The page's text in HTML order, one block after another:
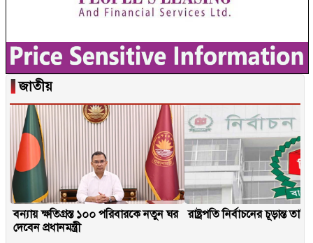
▐জাতীয়
বন্যায় ক্ষতিগ্রস্ত ১০০ পরিবারকে নতুন ঘর
দেবেন প্রধানমন্ত্রী
রাষ্ট্রপতি নির্বাচনের চূড়ান্ত